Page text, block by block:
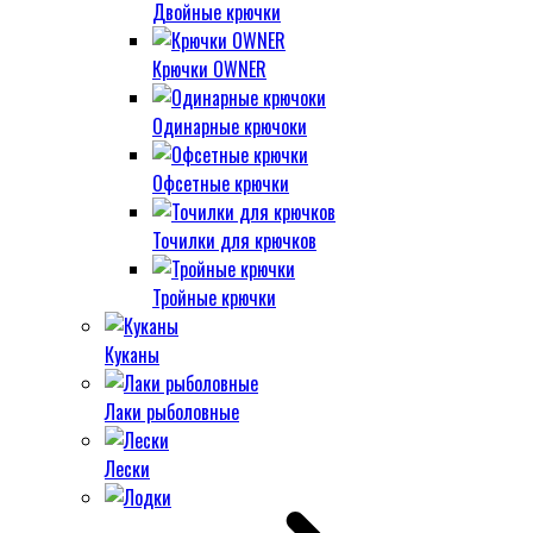
Двойные крючки
Крючки OWNER
Одинарные крючоки
Офсетные крючки
Точилки для крючков
Тройные крючки
Куканы
Лаки рыболовные
Лески